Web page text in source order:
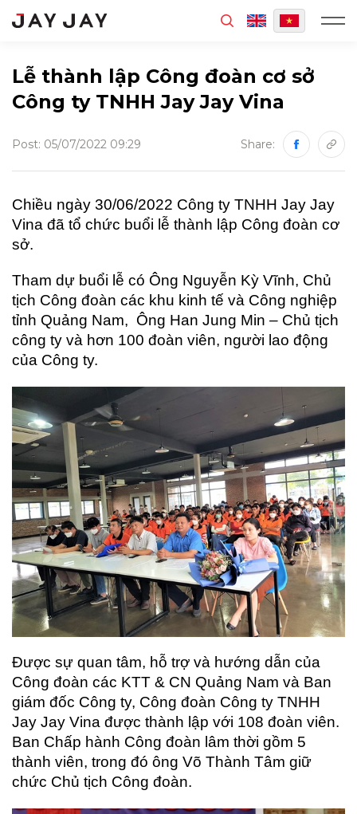
MENU
Lễ thành lập Công đoàn cơ sở
Công ty TNHH Jay Jay Vina
Post: 05/07/2022 09:29 Share:
Chiều ngày 30/06/2022 Công ty TNHH Jay Jay
Vina đã tổ chức buổi lễ thành lập Công đoàn cơ
sở.
Tham dự buổi lễ có Ông Nguyễn Kỳ Vĩnh, Chủ
tịch Công đoàn các khu kinh tế và Công nghiệp
tỉnh Quảng Nam, Ông Han Jung Min – Chủ tịch
công ty và hơn 100 đoàn viên, người lao động
của Công ty.
Được sự quan tâm, hỗ trợ và hướng dẫn của
Công đoàn các KTT & CN Quảng Nam và Ban
giám đốc Công ty, Công đoàn Công ty TNHH
Jay Jay Vina được thành lập với 108 đoàn viên.
Ban Chấp hành Công đoàn lâm thời gồm 5
thành viên, trong đó ông Võ Thành Tâm giữ
chức Chủ tịch Công đoàn.